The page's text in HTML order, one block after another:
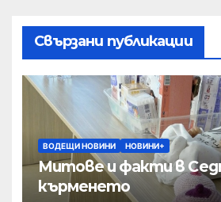
Свързани публикации
ВОДЕЩИ НОВИНИ НОВИНИ+
Митове и факти в
кърменето